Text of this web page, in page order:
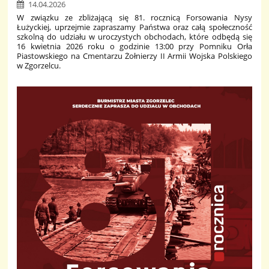
14.04.2026
W związku ze zbliżającą się 81. rocznicą Forsowania Nysy
Łużyckiej, uprzejmie zapraszamy Państwa oraz całą społeczność
szkolną do udziału w uroczystych obchodach, które odbędą się
16 kwietnia 2026 roku o godzinie 13:00 przy Pomniku Orła
Piastowskiego na Cmentarzu Żołnierzy II Armii Wojska Polskiego
w Zgorzelcu.